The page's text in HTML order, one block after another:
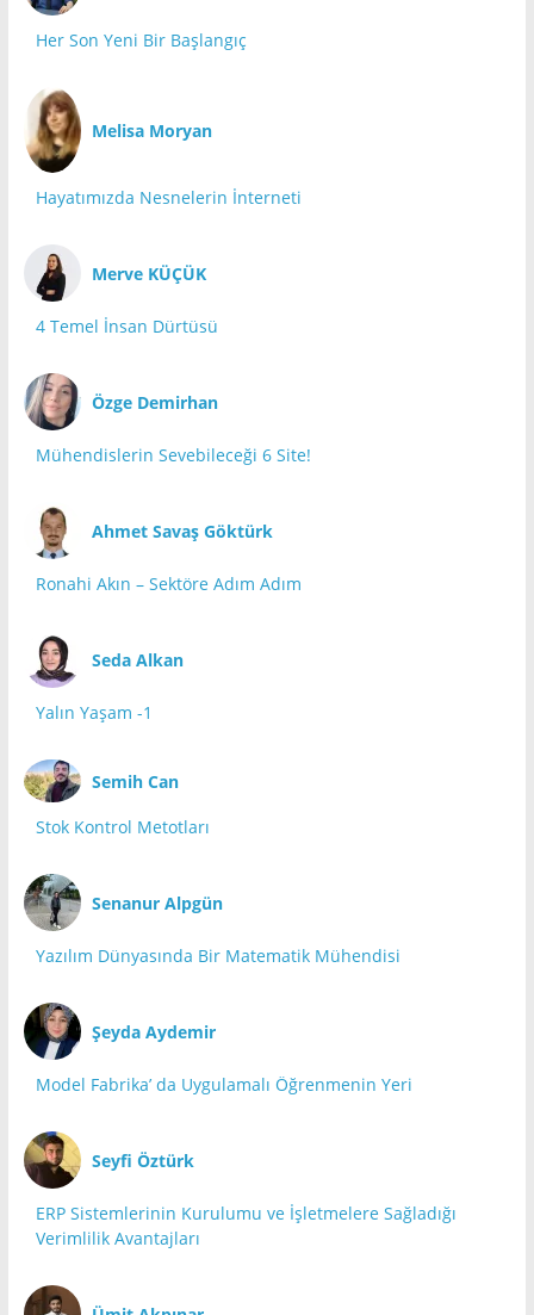
Her Son Yeni Bir Başlangıç
Melisa Moryan
Hayatımızda Nesnelerin İnterneti
Merve KÜÇÜK
4 Temel İnsan Dürtüsü
Özge Demirhan
Mühendislerin Sevebileceği 6 Site!
Ahmet Savaş Göktürk
Ronahi Akın – Sektöre Adım Adım
Seda Alkan
Yalın Yaşam -1
Semih Can
Stok Kontrol Metotları
Senanur Alpgün
Yazılım Dünyasında Bir Matematik Mühendisi
Şeyda Aydemir
Model Fabrika’ da Uygulamalı Öğrenmenin Yeri
Seyfi Öztürk
ERP Sistemlerinin Kurulumu ve İşletmelere Sağladığı
Verimlilik Avantajları